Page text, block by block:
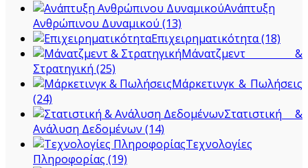
Ανάπτυξη
Ανθρώπινου Δυναμικού (13)
Επιχειρηματικότητα(18)
Μάνατζμεντ &
Στρατηγική (25)
Μάρκετινγκ & Πωλήσεις
(24)
Στατιστική &
Ανάλυση Δεδομένων (14)
Τεχνολογίες
Πληροφορίας (19)